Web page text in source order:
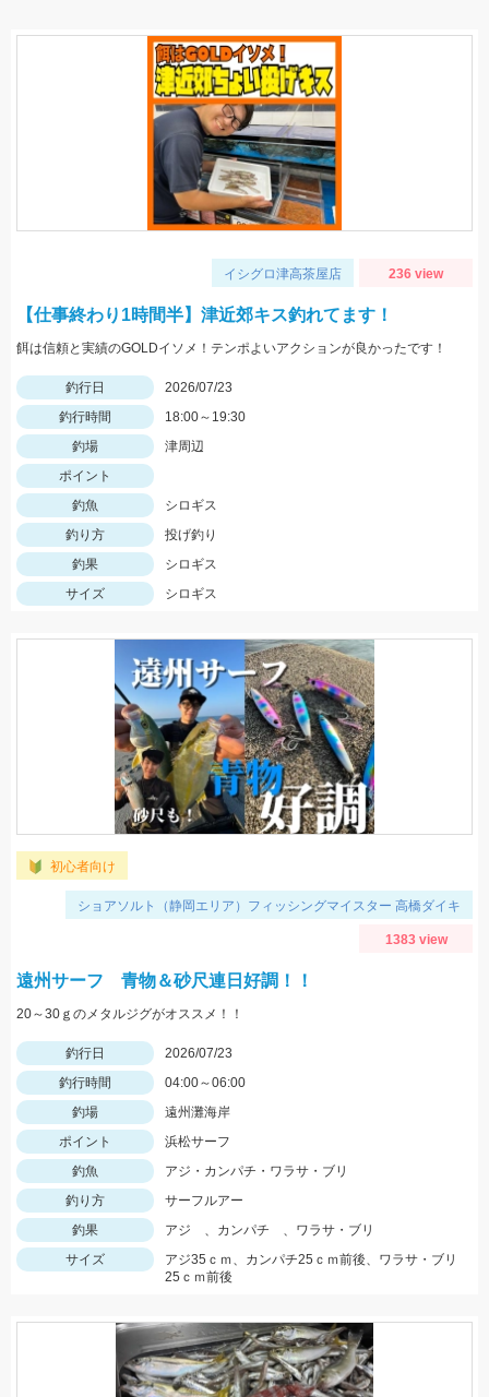
イシグロ津高茶屋店 236 view
【仕事終わり1時間半】津近郊キス釣れてます！
餌は信頼と実績のGOLDイソメ！テンポよいアクションが良かったです！
釣行日
2026/07/23
釣行時間
18:00～19:30
釣場
津周辺
ポイント
釣魚
シロギス
釣り方
投げ釣り
釣果
シロギス
サイズ
シロギス
初心者向け
ショアソルト（静岡エリア）フィッシングマイスター 高橋ダイキ
1383 view
遠州サーフ 青物＆砂尺連日好調！！
20～30ｇのメタルジグがオススメ！！
釣行日
2026/07/23
釣行時間
04:00～06:00
釣場
遠州灘海岸
ポイント
浜松サーフ
釣魚
アジ・カンパチ・ワラサ・ブリ
釣り方
サーフルアー
釣果
アジ 、カンパチ 、ワラサ・ブリ
サイズ
アジ35ｃｍ、カンパチ25ｃｍ前後、ワラサ・ブリ
25ｃｍ前後